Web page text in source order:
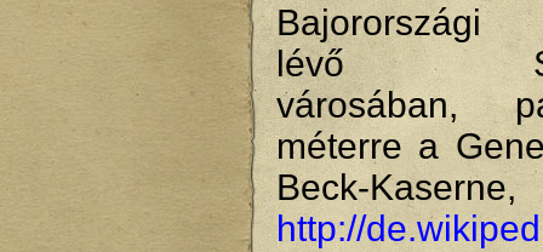
Bajorországi
lévő
városában,
méterre a
Beck-Kaserne,
http://